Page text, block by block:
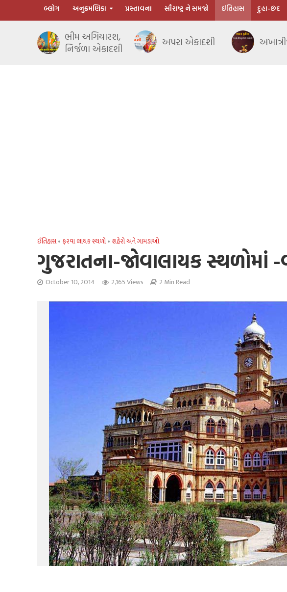
બ્લોગ અનુક્રમણિકા પ્રસ્તાવના સૌરાષ્ટ્ર ને સમજો ઈતિહાસ દુહા-છંદ
ભીમ અગિયારશ,
નિર્જળા એકાદશી
અપરા એકાદશી
ઈતિહાસ• ફરવા લાયક સ્થળો• શહેરો અને ગામડાઓ
ગુજરાતના-જોવાલાયક સ્થળોમાં -
October 10, 2014 2,165 Views 2 Min Read